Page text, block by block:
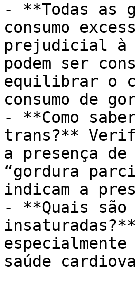
- **Todas as
consumo
prejudicial à
podem ser
equilibrar o
consumo de
- **Como
trans?**
a presença
“gordura
indicam a
- **Quais são
saúde